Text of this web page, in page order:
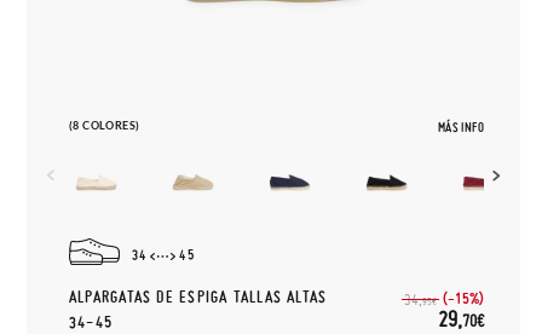
(8 COLORES) MÁS INFO
34 45
ALPARGATAS DE ESPIGA TALLAS ALTAS
34-45
34,95€ (-15%)
29,70€